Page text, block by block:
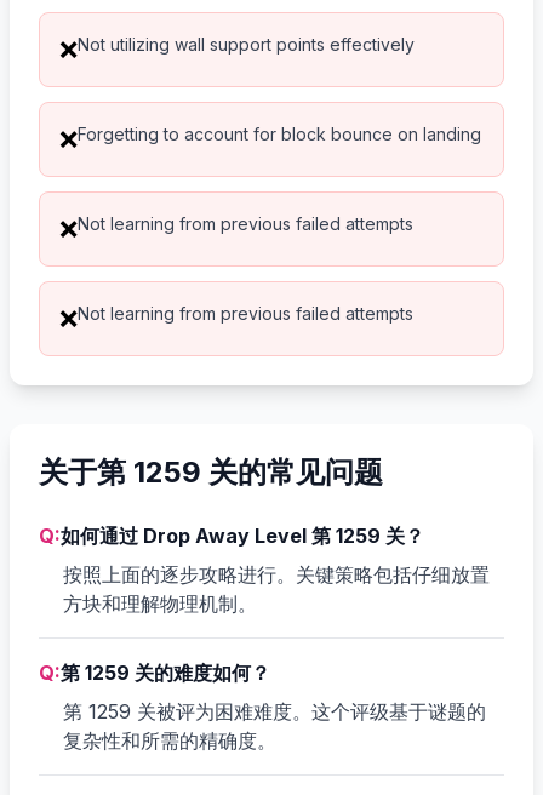
❌Not utilizing wall support points effectively
❌Forgetting to account for block bounce on landing
❌Not learning from previous failed attempts
❌Not learning from previous failed attempts
关于第 1259 关的常见问题
Q:如何通过 Drop Away Level 第 1259 关？
按照上面的逐步攻略进行。关键策略包括仔细放置
方块和理解物理机制。
Q:第 1259 关的难度如何？
第 1259 关被评为困难难度。这个评级基于谜题的
复杂性和所需的精确度。